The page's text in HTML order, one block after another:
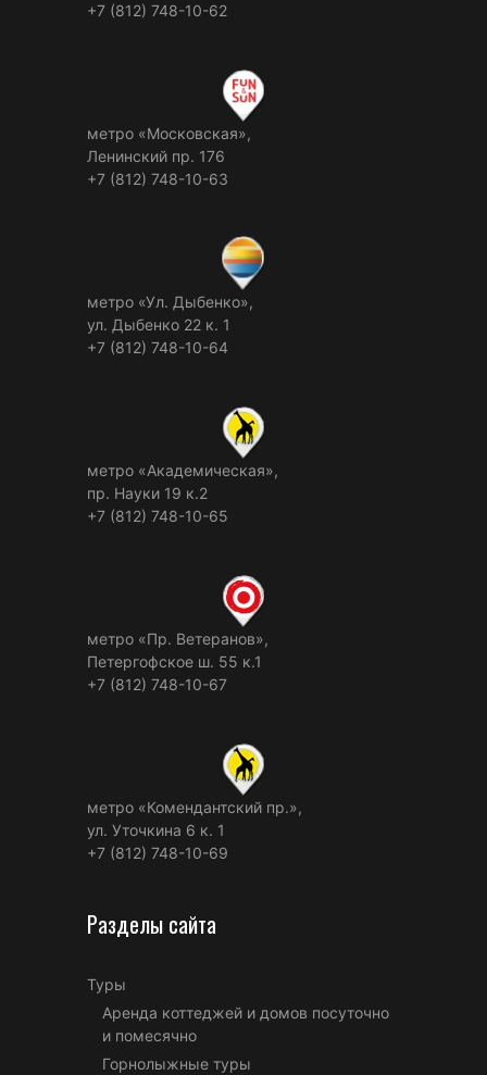
+7 (812) 748-10-62
метро «Московская»,
Ленинский пр. 176
+7 (812) 748-10-63
метро «Ул. Дыбенко»,
ул. Дыбенко 22 к. 1
+7 (812) 748-10-64
метро «Академическая»,
пр. Науки 19 к.2
+7 (812) 748-10-65
метро «Пр. Ветеранов»,
Петергофское ш. 55 к.1
+7 (812) 748-10-67
метро «Комендантский пр.»,
ул. Уточкина 6 к. 1
+7 (812) 748-10-69
Разделы сайта
Туры
Аренда коттеджей и домов посуточно
и помесячно
Горнолыжные туры